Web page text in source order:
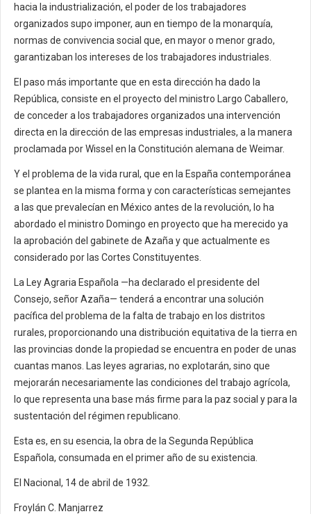
hacia la industrialización, el poder de los trabajadores
organizados supo imponer, aun en tiempo de la monarquía,
normas de convivencia social que, en mayor o menor grado,
garantizaban los intereses de los trabajadores industriales.
El paso más importante que en esta dirección ha dado la
República, consiste en el proyecto del ministro Largo Caballero,
de conceder a los trabajadores organizados una intervención
directa en la dirección de las empresas industriales, a la manera
proclamada por Wissel en la Constitución alemana de Weimar.
Y el problema de la vida rural, que en la España contemporánea
se plantea en la misma forma y con características semejantes
a las que prevalecían en México antes de la revolución, lo ha
abordado el ministro Domingo en proyecto que ha merecido ya
la aprobación del gabinete de Azaña y que actualmente es
considerado por las Cortes Constituyentes.
La Ley Agraria Española —ha declarado el presidente del
Consejo, señor Azaña— tenderá a encontrar una solución
pacífica del problema de la falta de trabajo en los distritos
rurales, proporcionando una distribución equitativa de la tierra en
las provincias donde la propiedad se encuentra en poder de unas
cuantas manos. Las leyes agrarias, no explotarán, sino que
mejorarán necesariamente las condiciones del trabajo agrícola,
lo que representa una base más firme para la paz social y para la
sustentación del régimen republicano.
Esta es, en su esencia, la obra de la Segunda República
Española, consumada en el primer año de su existencia.
El Nacional, 14 de abril de 1932.
Froylán C. Manjarrez